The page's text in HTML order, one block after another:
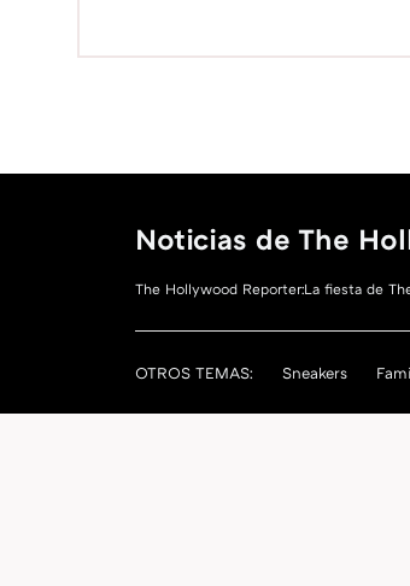
Noticias de The
The Hollywood Reporter:La fiesta de
OTROS TEMAS: Sneakers